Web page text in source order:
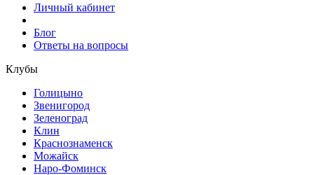
Личный кабинет
Блог
Ответы на вопросы
Клубы
Голицыно
Звенигород
Зеленоград
Клин
Краснознаменск
Можайск
Наро-Фоминск